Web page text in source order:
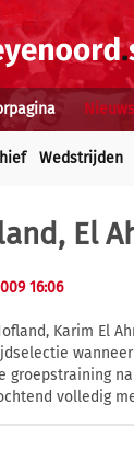
Nieuws
Wedstrijden
El
16:06
Karim El
groepstraining
volledig